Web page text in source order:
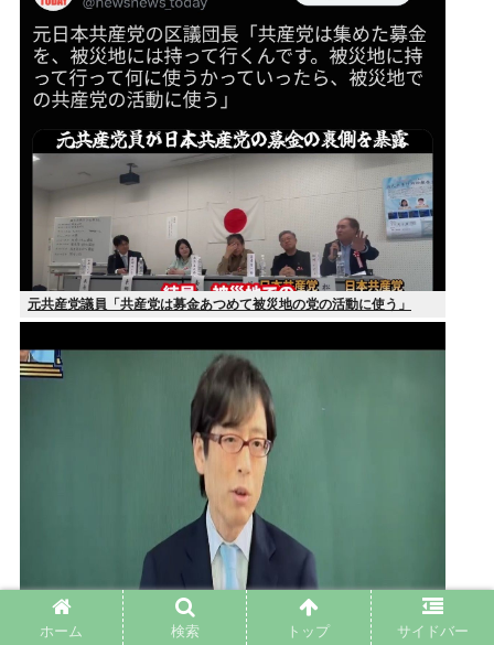
元共産党議員「共産党は募金あつめて被災地の党の活動に使う」
ホーム 検索 トップ サイドバー